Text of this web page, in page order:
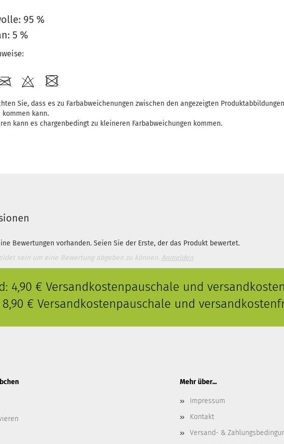
95 %
5 %
Sie, dass es zu Farbabweichenungen zwischen den angezeigten
kommen kann.
kann es chargenbedingt zu kleineren Farbabweichungen kommen.
Bewertungen vorhanden. Seien Sie der Erste, der das Produkt bewertet.
sein um eine Bewertung abgeben zu können. Anmelden
4,90 € Versandkostenpauschale und
€ Versandkostenpauschale und
Mehr über...
Impressum
Kontakt
Versand- &